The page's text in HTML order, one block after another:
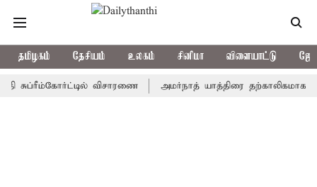
தமிழகம் தேசியம் உலகம் சினிமா விளையாட்டு
விசாரணை அமர்நாத் யாத்திரை தற்காலிகமாக நிறுத்தம்